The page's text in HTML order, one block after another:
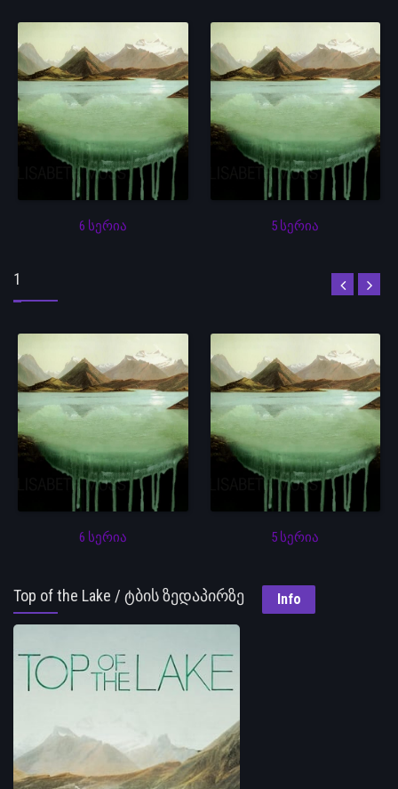
6 სერია 5 სერია
1
6 სერია 5 სერია
Top of the Lake / ტბის ზედაპირზე Info